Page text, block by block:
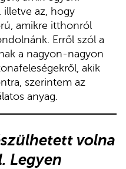
az, hogy
amikre itthonról
Erről szól a
a nagyon-nagyon
akik
szerintem az
anyag.
volna
Legyen